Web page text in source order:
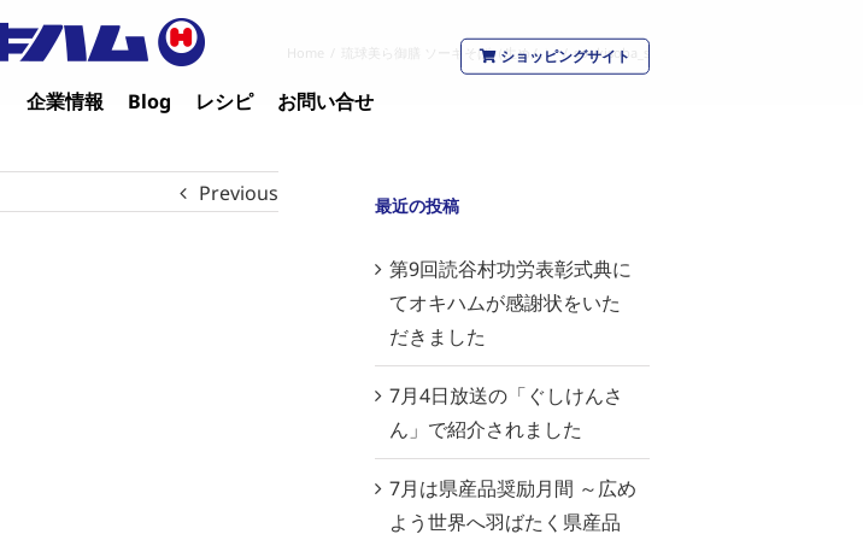
ショッピングサイト
企業情報 Blog レシピ お問い合せ
Home 琉球美ら御膳 ソーキそば（生めん） / soukisoba_s
Previous 最近の投稿
第9回読谷村功労表彰式典に
てオキハムが感謝状をいた
だきました
7月4日放送の「ぐしけんさ
ん」で紹介されました
7月は県産品奨励月間 ～広め
よう世界へ羽ばたく県産品